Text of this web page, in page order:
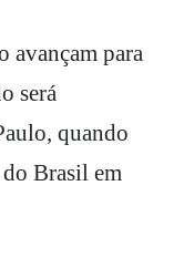
avançam para
será
quando
Brasil em